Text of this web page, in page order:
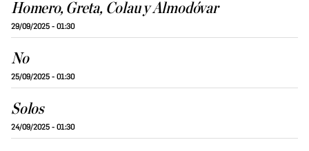
Homero, Greta, Colau y Almodóvar
29/09/2025 - 01:30
No
25/09/2025 - 01:30
Solos
24/09/2025 - 01:30